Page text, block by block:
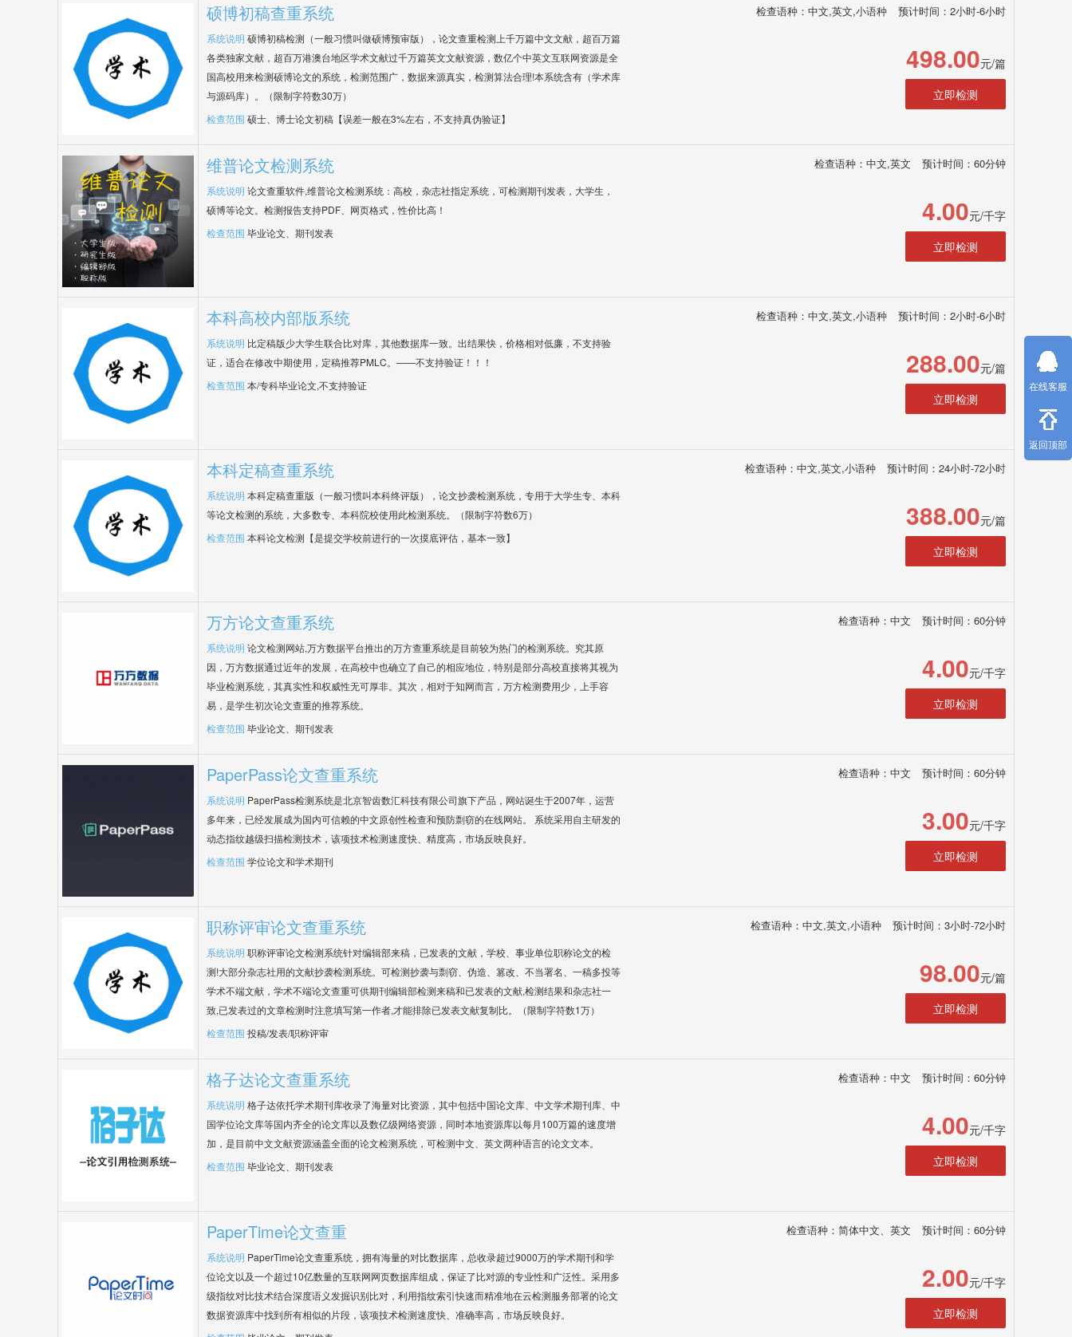
硕博初稿查重系统 检查语种：中文,英文,小语种 预计时间：2小时-6小时
系统说明 硕博初稿检测（一般习惯叫做硕博预审版），论文查重检测上千万篇中文文献，超百万篇
各类独家文献，超百万港澳台地区学术文献过千万篇英文文献资源，数亿个中英文互联网资源是全
国高校用来检测硕博论文的系统，检测范围广，数据来源真实，检测算法合理!本系统含有（学术库
与源码库）。（限制字符数30万）
检查范围 硕士、博士论文初稿【误差一般在3%左右，不支持真伪验证】
498.00元/篇
立即检测
维普论文检测系统 检查语种：中文,英文 预计时间：60分钟
系统说明 论文查重软件,维普论文检测系统：高校，杂志社指定系统，可检测期刊发表，大学生，
硕博等论文。检测报告支持PDF、网页格式，性价比高！
检查范围 毕业论文、期刊发表
4.00元/千字
立即检测
本科高校内部版系统 检查语种：中文,英文,小语种 预计时间：2小时-6小时
系统说明 比定稿版少大学生联合比对库，其他数据库一致。出结果快，价格相对低廉，不支持验
证，适合在修改中期使用，定稿推荐PMLC。——不支持验证！！！
检查范围 本/专科毕业论文,不支持验证
288.00元/篇
立即检测
本科定稿查重系统 检查语种：中文,英文,小语种 预计时间：24小时-72小时
系统说明 本科定稿查重版（一般习惯叫本科终评版），论文抄袭检测系统，专用于大学生专、本科
等论文检测的系统，大多数专、本科院校使用此检测系统。（限制字符数6万）
检查范围 本科论文检测【是提交学校前进行的一次摸底评估，基本一致】
388.00元/篇
立即检测
万方论文查重系统 检查语种：中文 预计时间：60分钟
系统说明 论文检测网站,万方数据平台推出的万方查重系统是目前较为热门的检测系统。究其原
因，万方数据通过近年的发展，在高校中也确立了自己的相应地位，特别是部分高校直接将其视为
毕业检测系统，其真实性和权威性无可厚非。其次，相对于知网而言，万方检测费用少，上手容
易，是学生初次论文查重的推荐系统。
检查范围 毕业论文、期刊发表
4.00元/千字
立即检测
PaperPass论文查重系统 检查语种：中文 预计时间：60分钟
系统说明 PaperPass检测系统是北京智齿数汇科技有限公司旗下产品，网站诞生于2007年，运营
多年来，已经发展成为国内可信赖的中文原创性检查和预防剽窃的在线网站。 系统采用自主研发的
动态指纹越级扫描检测技术，该项技术检测速度快、精度高，市场反映良好。
检查范围 学位论文和学术期刊
3.00元/千字
立即检测
职称评审论文查重系统 检查语种：中文,英文,小语种 预计时间：3小时-72小时
系统说明 职称评审论文检测系统针对编辑部来稿，已发表的文献，学校、事业单位职称论文的检
测!大部分杂志社用的文献抄袭检测系统。可检测抄袭与剽窃、伪造、篡改、不当署名、一稿多投等
学术不端文献，学术不端论文查重可供期刊编辑部检测来稿和已发表的文献,检测结果和杂志社一
致,已发表过的文章检测时注意填写第一作者,才能排除已发表文献复制比。（限制字符数1万）
检查范围 投稿/发表/职称评审
98.00元/篇
立即检测
格子达论文查重系统 检查语种：中文 预计时间：60分钟
系统说明 格子达依托学术期刊库收录了海量对比资源，其中包括中国论文库、中文学术期刊库、中
国学位论文库等国内齐全的论文库以及数亿级网络资源，同时本地资源库以每月100万篇的速度增
加，是目前中文文献资源涵盖全面的论文检测系统，可检测中文、英文两种语言的论文文本。
检查范围 毕业论文、期刊发表
4.00元/千字
立即检测
PaperTime论文查重 检查语种：简体中文、英文 预计时间：60分钟
系统说明 PaperTime论文查重系统，拥有海量的对比数据库，总收录超过9000万的学术期刊和学
位论文以及一个超过10亿数量的互联网网页数据库组成，保证了比对源的专业性和广泛性。采用多
级指纹对比技术结合深度语义发掘识别比对，利用指纹索引快速而精准地在云检测服务部署的论文
数据资源库中找到所有相似的片段，该项技术检测速度快、准确率高，市场反映良好。
2.00元/千字
立即检测
在线客服
返回顶部